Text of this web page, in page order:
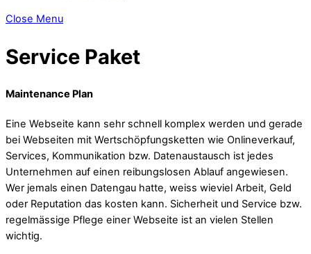
Close Menu
Service Paket
Maintenance Plan
Eine Webseite kann sehr schnell komplex werden und gerade
bei Webseiten mit Wertschöpfungsketten wie Onlineverkauf,
Services, Kommunikation bzw. Datenaustausch ist jedes
Unternehmen auf einen reibungslosen Ablauf angewiesen.
Wer jemals einen Datengau hatte, weiss wieviel Arbeit, Geld
oder Reputation das kosten kann. Sicherheit und Service bzw.
regelmässige Pflege einer Webseite ist an vielen Stellen
wichtig.